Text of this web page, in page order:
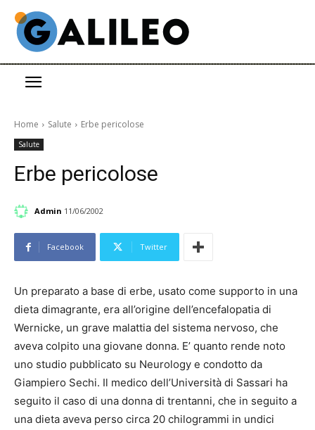
Home Salute Erbe pericolose
Salute
Erbe pericolose
Admin 11/06/2002
Facebook Twitter
Un preparato a base di erbe, usato come supporto in una
dieta dimagrante, era all’origine dell’encefalopatia di
Wernicke, un grave malattia del sistema nervoso, che
aveva colpito una giovane donna. E’ quanto rende noto
uno studio pubblicato su Neurology e condotto da
Giampiero Sechi. Il medico dell’Università di Sassari ha
seguito il caso di una donna di trentanni, che in seguito a
una dieta aveva perso circa 20 chilogrammi in undici